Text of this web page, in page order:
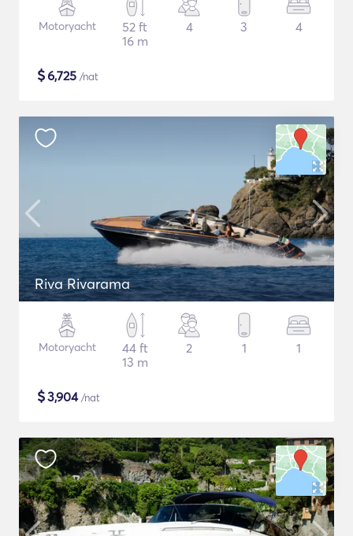
Motoryacht
52 ft
16 m
4 3 4
$6,725 /nat
Riva Rivarama
Motoryacht
44 ft
13 m
2 1 1
$3,904/nat